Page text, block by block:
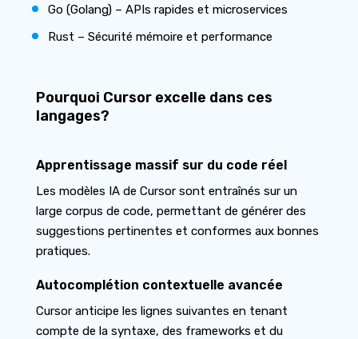
Go (Golang) – APIs rapides et microservices
Rust – Sécurité mémoire et performance
Pourquoi Cursor excelle dans ces
langages?
Apprentissage massif sur du code réel
Les modèles IA de Cursor sont entraînés sur un
large corpus de code, permettant de générer des
suggestions pertinentes et conformes aux bonnes
pratiques.
Autocomplétion contextuelle avancée
Cursor anticipe les lignes suivantes en tenant
compte de la syntaxe, des frameworks et du